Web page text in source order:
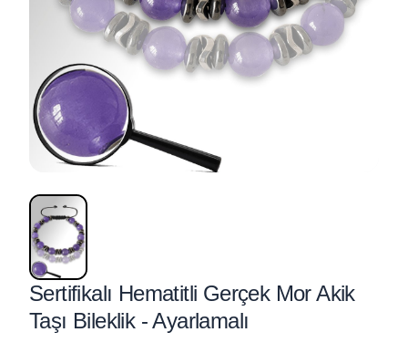
Sertifikalı Hematitli Gerçek Mor Akik
Taşı Bileklik - Ayarlamalı